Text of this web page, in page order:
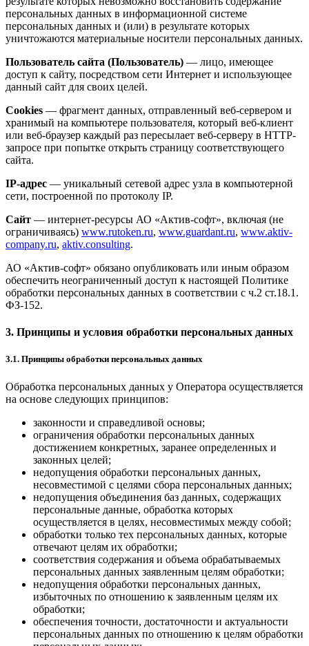
персональных данных в информационной системе
персональных данных и (или) в результате которых
уничтожаются материальные носители персональных данных.
Пользователь сайта (Пользователь) — лицо, имеющее
доступ к сайту, посредством сети Интернет и использующее
данный сайт для своих целей.
Cookies — фрагмент данных, отправленный веб-сервером и
хранимый на компьютере пользователя, который веб-клиент
или веб-браузер каждый раз пересылает веб-серверу в HTTP-
запросе при попытке открыть страницу соответствующего
сайта.
IP-адрес — уникальный сетевой адрес узла в компьютерной
сети, построенной по протоколу IP.
Сайт — интернет-ресурсы АО «Актив-софт», включая (не
ограничиваясь) www.rutoken.ru, www.guardant.ru, www.aktiv-
company.ru, aktiv.consulting.
АО «Актив-софт» обязано опубликовать или иным образом
обеспечить неограниченный доступ к настоящей Политике
обработки персональных данных в соответствии с ч.2 ст.18.1.
ФЗ-152.
3. Принципы и условия обработки персональных данных
3.1. Принципы обработки персональных данных
Обработка персональных данных у Оператора осуществляется
на основе следующих принципов:
законности и справедливой основы;
ограничения обработки персональных данных
достижением конкретных, заранее определенных и
законных целей;
недопущения обработки персональных данных,
несовместимой с целями сбора персональных данных;
недопущения объединения баз данных, содержащих
персональные данные, обработка которых
осуществляется в целях, несовместимых между собой;
обработки только тех персональных данных, которые
отвечают целям их обработки;
соответствия содержания и объема обрабатываемых
персональных данных заявленным целям обработки;
недопущения обработки персональных данных,
избыточных по отношению к заявленным целям их
обработки;
обеспечения точности, достаточности и актуальности
персональных данных по отношению к целям обработки